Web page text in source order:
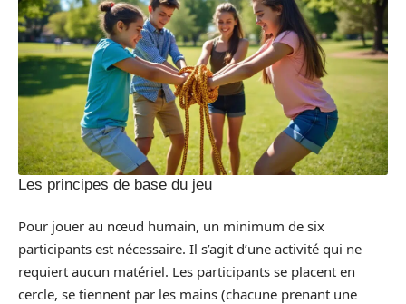
Les principes de base du jeu
Pour jouer au nœud humain, un minimum de six
participants est nécessaire. Il s’agit d’une activité qui ne
requiert aucun matériel. Les participants se placent en
cercle, se tiennent par les mains (chacune prenant une